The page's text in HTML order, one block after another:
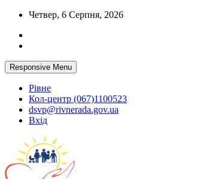
Skip
content
Четвер, 6 Серпня, 2026
Responsive Menu
Рівне
Кол-центр (067)1100523
dsvp@rivnerada.gov.ua
Вхід